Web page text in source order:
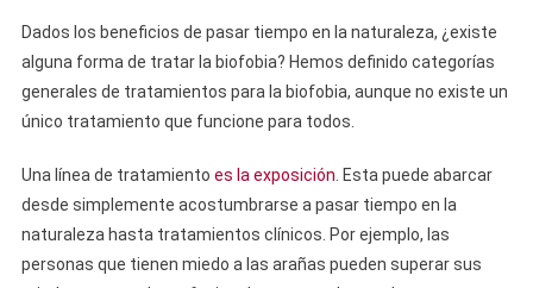
Dados los beneficios de pasar tiempo en la naturaleza, ¿existe
alguna forma de tratar la biofobia? Hemos definido categorías
generales de tratamientos para la biofobia, aunque no existe un
único tratamiento que funcione para todos.
Una línea de tratamiento es la exposición . Esta puede abarcar
desde simplemente acostumbrarse a pasar tiempo en la
naturaleza hasta tratamientos clínicos. Por ejemplo, las
personas que tienen miedo a las arañas pueden superar sus